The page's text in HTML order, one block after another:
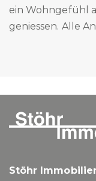
ein Wohngefühl
geniessen. Alle
Stöhr